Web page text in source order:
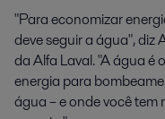
"Para economizar
deve seguir a água", diz
da Alfa Laval. "A água é
energia para
água – e onde você